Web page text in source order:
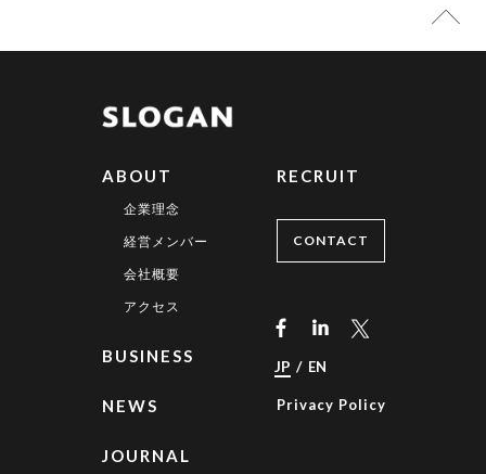
ABOUT
企業理念
経営メンバー
会社概要
アクセス
BUSINESS
NEWS
JOURNAL
RECRUIT
CONTACT
JP / EN
Privacy Policy